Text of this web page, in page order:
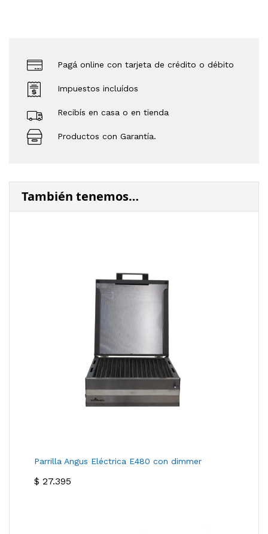
Pagá online con tarjeta de crédito o débito
Impuestos incluídos
Recibís en casa o en tienda
Productos con Garantía.
También tenemos…
Parrilla Angus Eléctrica E480 con dimmer
$ 27.395